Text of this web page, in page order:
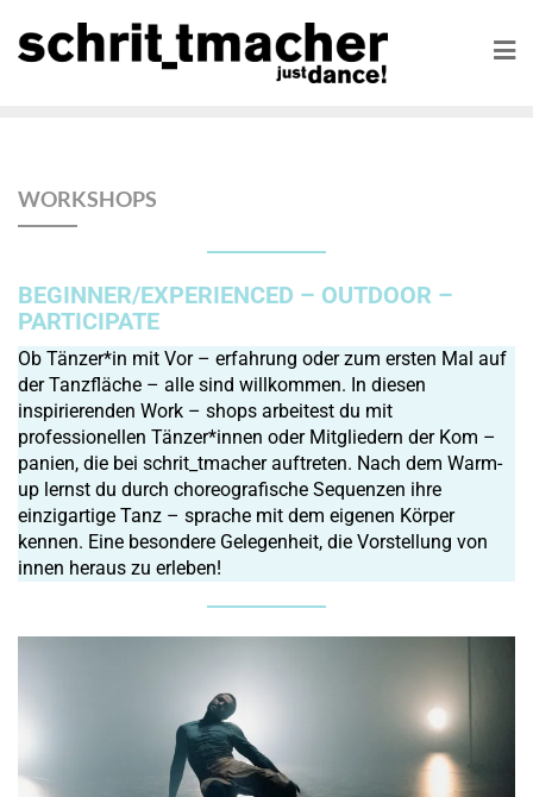
WORKSHOPS
BEGINNER/EXPERIENCED – OUTDOOR –
PARTICIPATE
Ob Tänzer*in mit Vor – erfahrung oder zum ersten Mal auf
der Tanzfläche – alle sind willkommen. In diesen
inspirierenden Work – shops arbeitest du mit
professionellen Tänzer*innen oder Mitgliedern der Kom –
panien, die bei schrit_tmacher auftreten. Nach dem Warm-
up lernst du durch choreografische Sequenzen ihre
einzigartige Tanz – sprache mit dem eigenen Körper
kennen. Eine besondere Gelegenheit, die Vorstellung von
innen heraus zu erleben!